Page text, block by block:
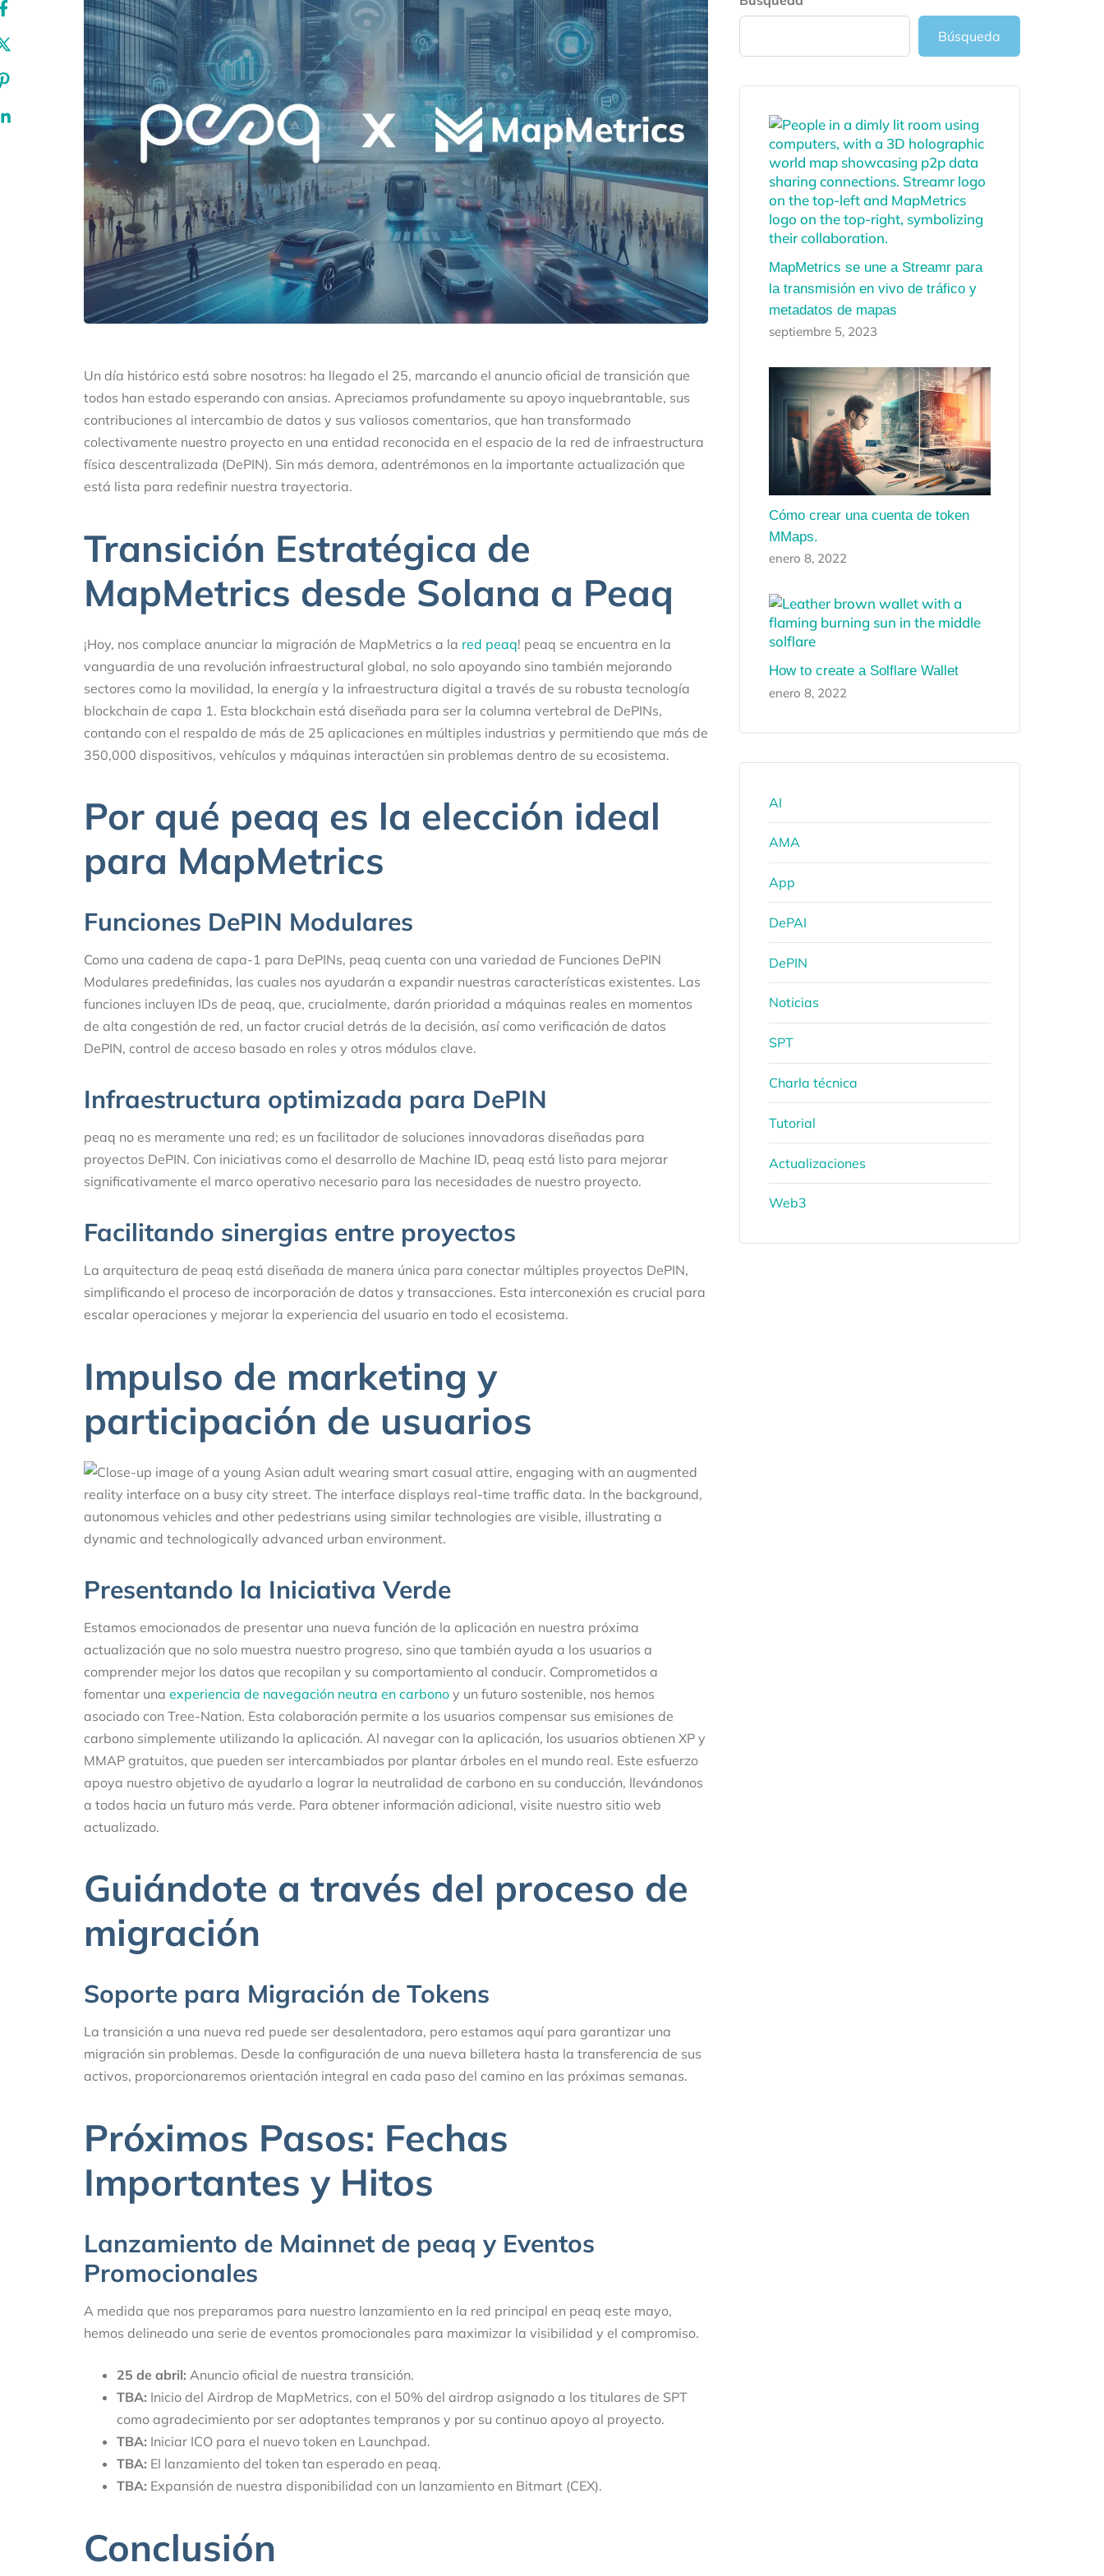
Un día histórico está sobre nosotros: ha llegado el 25, marcando el anuncio oficial de transición que
todos han estado esperando con ansias. Apreciamos profundamente su apoyo inquebrantable, sus
contribuciones al intercambio de datos y sus valiosos comentarios, que han transformado
colectivamente nuestro proyecto en una entidad reconocida en el espacio de la red de infraestructura
física descentralizada (DePIN). Sin más demora, adentrémonos en la importante actualización que
está lista para redefinir nuestra trayectoria.
Transición Estratégica de
MapMetrics desde Solana a Peaq
¡Hoy, nos complace anunciar la migración de MapMetrics a la red peaq! peaq se encuentra en la
vanguardia de una revolución infraestructural global, no solo apoyando sino también mejorando
sectores como la movilidad, la energía y la infraestructura digital a través de su robusta tecnología
blockchain de capa 1. Esta blockchain está diseñada para ser la columna vertebral de DePINs,
contando con el respaldo de más de 25 aplicaciones en múltiples industrias y permitiendo que más de
350,000 dispositivos, vehículos y máquinas interactúen sin problemas dentro de su ecosistema.
Por qué peaq es la elección ideal
para MapMetrics
Funciones DePIN Modulares
Como una cadena de capa-1 para DePINs, peaq cuenta con una variedad de Funciones DePIN
Modulares predefinidas, las cuales nos ayudarán a expandir nuestras características existentes. Las
funciones incluyen IDs de peaq, que, crucialmente, darán prioridad a máquinas reales en momentos
de alta congestión de red, un factor crucial detrás de la decisión, así como verificación de datos
DePIN, control de acceso basado en roles y otros módulos clave.
Infraestructura optimizada para DePIN
peaq no es meramente una red; es un facilitador de soluciones innovadoras diseñadas para
proyectos DePIN. Con iniciativas como el desarrollo de Machine ID, peaq está listo para mejorar
significativamente el marco operativo necesario para las necesidades de nuestro proyecto.
Facilitando sinergias entre proyectos
La arquitectura de peaq está diseñada de manera única para conectar múltiples proyectos DePIN,
simplificando el proceso de incorporación de datos y transacciones. Esta interconexión es crucial para
escalar operaciones y mejorar la experiencia del usuario en todo el ecosistema.
Impulso de marketing y
participación de usuarios
Presentando la Iniciativa Verde
Estamos emocionados de presentar una nueva función de la aplicación en nuestra próxima
actualización que no solo muestra nuestro progreso, sino que también ayuda a los usuarios a
comprender mejor los datos que recopilan y su comportamiento al conducir. Comprometidos a
fomentar una experiencia de navegación neutra en carbono y un futuro sostenible, nos hemos
asociado con Tree-Nation. Esta colaboración permite a los usuarios compensar sus emisiones de
carbono simplemente utilizando la aplicación. Al navegar con la aplicación, los usuarios obtienen XP y
MMAP gratuitos, que pueden ser intercambiados por plantar árboles en el mundo real. Este esfuerzo
apoya nuestro objetivo de ayudarlo a lograr la neutralidad de carbono en su conducción, llevándonos
a todos hacia un futuro más verde. Para obtener información adicional, visite nuestro sitio web
actualizado.
Guiándote a través del proceso de
migración
Soporte para Migración de Tokens
La transición a una nueva red puede ser desalentadora, pero estamos aquí para garantizar una
migración sin problemas. Desde la configuración de una nueva billetera hasta la transferencia de sus
activos, proporcionaremos orientación integral en cada paso del camino en las próximas semanas.
Próximos Pasos: Fechas
Importantes y Hitos
Lanzamiento de Mainnet de peaq y Eventos
Promocionales
A medida que nos preparamos para nuestro lanzamiento en la red principal en peaq este mayo,
hemos delineado una serie de eventos promocionales para maximizar la visibilidad y el compromiso.
25 de abril: Anuncio oficial de nuestra transición.
TBA: Inicio del Airdrop de MapMetrics, con el 50% del airdrop asignado a los titulares de SPT
como agradecimiento por ser adoptantes tempranos y por su continuo apoyo al proyecto.
TBA: Iniciar ICO para el nuevo token en Launchpad.
TBA: El lanzamiento del token tan esperado en peaq.
TBA: Expansión de nuestra disponibilidad con un lanzamiento en Bitmart (CEX).
Conclusión
Búsqueda
MapMetrics se une a Streamr para
la transmisión en vivo de tráfico y
metadatos de mapas
septiembre 5, 2023
Cómo crear una cuenta de token
MMaps.
enero 8, 2022
How to create a Solflare Wallet
enero 8, 2022
AI
AMA
App
DePAI
DePIN
Noticias
SPT
Charla técnica
Tutorial
Actualizaciones
Web3